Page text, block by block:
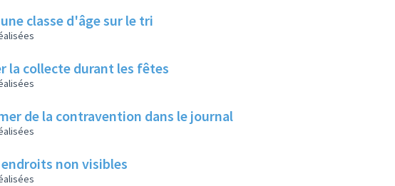
classe d'âge sur le tri
la collecte durant les fêtes
de la contravention dans le journal
non visibles